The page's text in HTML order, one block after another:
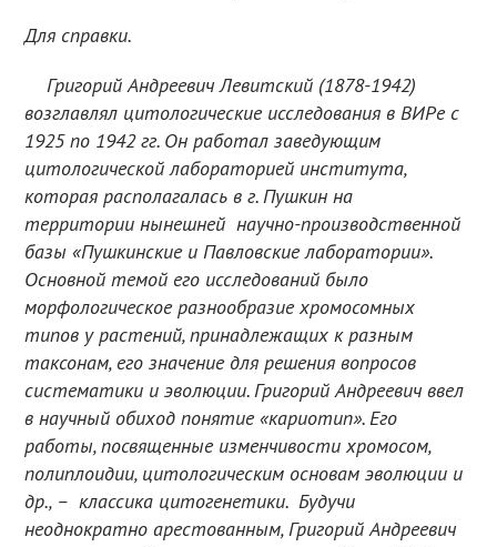
Для справки.
Григорий Андреевич Левитский (1878-1942)
возглавлял цитологические исследования в ВИРе с
1925 по 1942 гг. Он работал заведующим
цитологической лабораторией института,
которая располагалась в г. Пушкин на
территории нынешней научно-производственной
базы «Пушкинские и Павловские лаборатории».
Основной темой его исследований было
морфологическое разнообразие хромосомных
типов у растений, принадлежащих к разным
таксонам, его значение для решения вопросов
систематики и эволюции. Григорий Андреевич ввел
в научный обиход понятие «кариотип». Его
работы, посвященные изменчивости хромосом,
полиплоидии, цитологическим основам эволюции и
др., – классика цитогенетики. Будучи
неоднократно арестованным, Григорий Андреевич